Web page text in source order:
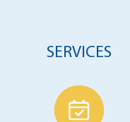
SERVICES